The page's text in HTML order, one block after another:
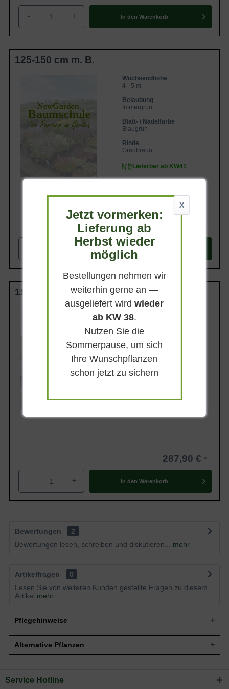
mit kleinen Rhododendron.
- + In den Warenkorb
125-150 cm m. B.
Wuchsendhöhe
4 - 5 m
Belaubung
Immergrün
Blatt- / Nadelfarbe
Blaugrün
Rinde
Graubraun
Lieferbar ab KW41
+ In den
150-175 cm m. B.
4 - 5 m
Belaubung
Blatt- / Nadelfarbe
Blaugrün
Rinde
Lieferbar ab KW41
287,90 €
- + In den Warenkorb
Bewertungen
2
Bewertungen lesen, schreiben und diskutieren...
mehr
Artikelfragen
0
Lesen Sie von weiteren Kunden gestellte Fragen zu diesem
Artikel mehr
Pflegehinweise
Pflanz- und Pflegetipps Pinus strobus 'Torulosa' /
Alternative Pflanzen
Sie suchen eine Alternative?
X
Jetzt vormerken:
Lieferung ab
Herbst wieder
möglich
Bestellungen nehmen wir
weiterhin gerne an —
ausgeliefert wirdwieder
ab KW 38.
Nutzen Sie die
Sommerpause, um sich
Ihre Wunschpflanzen
schon jetzt zu sichern
Service Hotline